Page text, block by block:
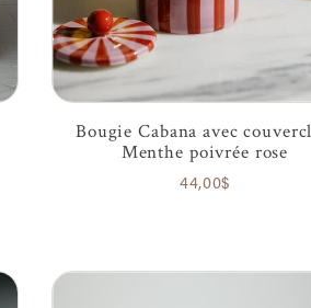
Bougie Cabana avec
Menthe poivrée rose
44,00$